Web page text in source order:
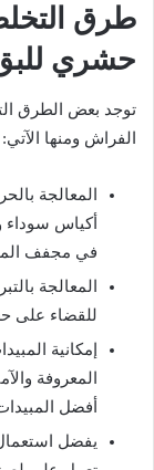
طرق
حشري
توجد بعض الطرق
الفراش ومنها الآتي:
المعالجة
أكياس
في مجفف
المعالجة
للقضاء على
إمكانية
المعروفة
أفضل
يفضل